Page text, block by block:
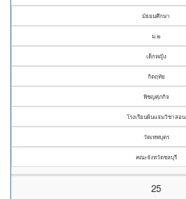
มัธยมศึกษา
ม.๒
เด็กหญิง
กิตฤทัย
พิชญศุภกิจ
โรงเรียนผินแจ่มวิชาสอน
วัดเทพบุตร
คณะจังหวัดชลบุรี
25